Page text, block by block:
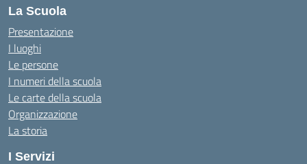
La Scuola
Presentazione
I luoghi
Le persone
I numeri della scuola
Le carte della scuola
Organizzazione
La storia
I Servizi